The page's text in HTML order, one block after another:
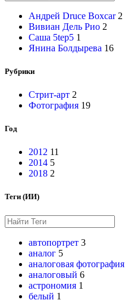
Андрей Druce Boxcar 2
Вивиан Дель Рио 2
Саша 5tep5 1
Янина Болдырева 16
Рубрики
Стрит-арт 2
Фотография 19
Год
2012 11
2014 5
2018 2
Теги (ИИ)
автопортрет 3
аналог 5
аналоговая фотография
аналоговый 6
астрономия 1
белый 1